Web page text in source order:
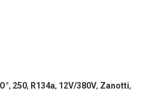
, 250, R134a, 12V/380V, Zanotti,